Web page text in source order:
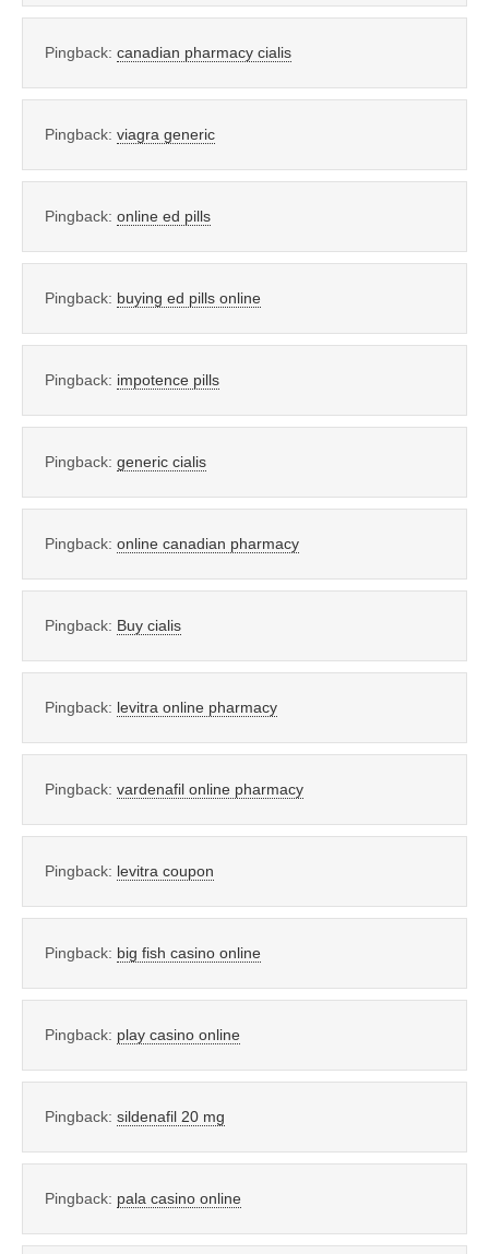
Pingback: canadian pharmacy cialis
Pingback: viagra generic
Pingback: online ed pills
Pingback: buying ed pills online
Pingback: impotence pills
Pingback: generic cialis
Pingback: online canadian pharmacy
Pingback: Buy cialis
Pingback: levitra online pharmacy
Pingback: vardenafil online pharmacy
Pingback: levitra coupon
Pingback: big fish casino online
Pingback: play casino online
Pingback: sildenafil 20 mg
Pingback: pala casino online